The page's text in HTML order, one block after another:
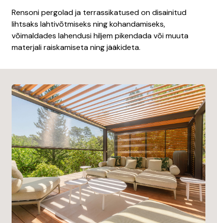
Rensoni pergolad ja terrassikatused on disainitud
lihtsaks lahtivõtmiseks ning kohandamiseks,
võimaldades lahendusi hiljem pikendada või muuta
materjali raiskamiseta ning jääkideta.